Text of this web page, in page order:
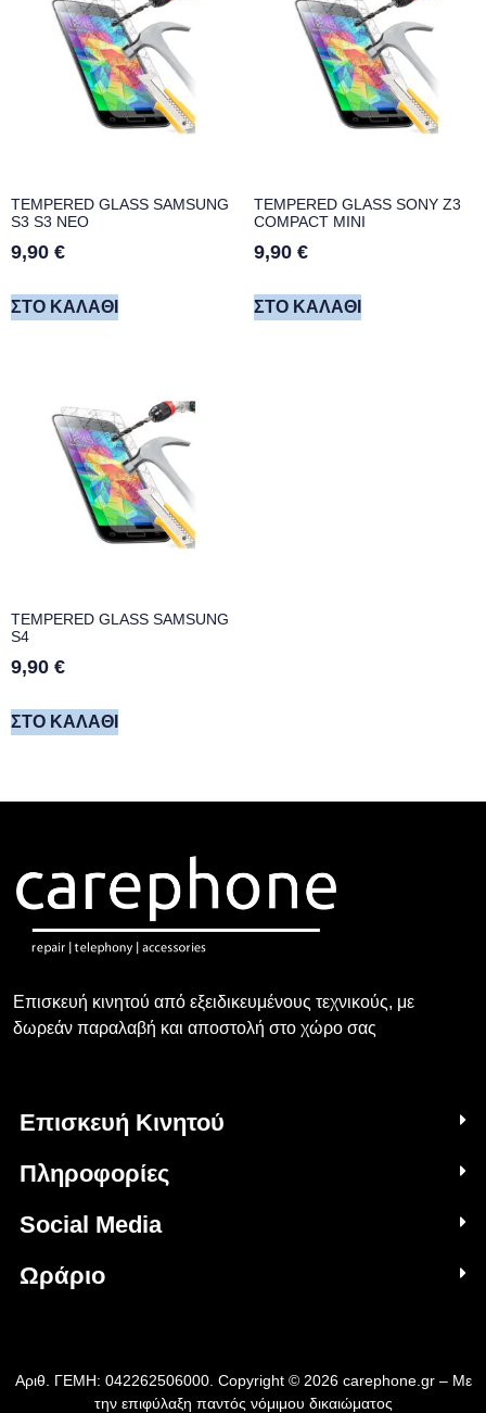
TEMPERED GLASS SAMSUNG
S3 S3 NEO
9,90 €
ΣΤΟ ΚΑΛΆΘΙ
TEMPERED GLASS SONY Z3
COMPACT MINI
9,90 €
ΣΤΟ ΚΑΛΆΘΙ
TEMPERED GLASS SAMSUNG
S4
9,90 €
ΣΤΟ ΚΑΛΆΘΙ
Επισκευή κινητού από εξειδικευμένους τεχνικούς, με
δωρεάν παραλαβή και αποστολή στο χώρο σας
Επισκευή Κινητού
Πληροφορίες
Social Media
Ωράριο
Αριθ. ΓΕΜΗ: 042262506000. Copyright © 2026 carephone.gr – Με
την επιφύλαξη παντός νόμιμου δικαιώματος